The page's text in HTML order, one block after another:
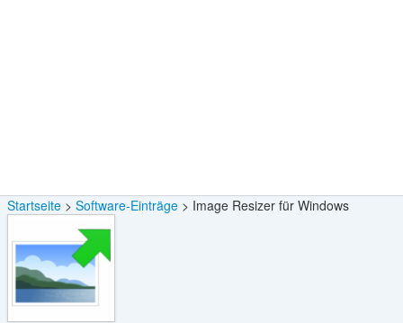
Startseite Software-Einträge Image Resizer für Windows